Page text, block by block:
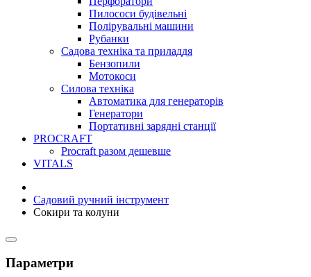
Пилососи будівельні
Полірувальні машини
Рубанки
Садова техніка та приладдя
Бензопили
Мотокоси
Силова техніка
Автоматика для генераторів
Генератори
Портативні зарядні станції
PROCRAFT
Procraft разом дешевше
VITALS
Садовий ручний інструмент
Сокири та колуни
Параметри